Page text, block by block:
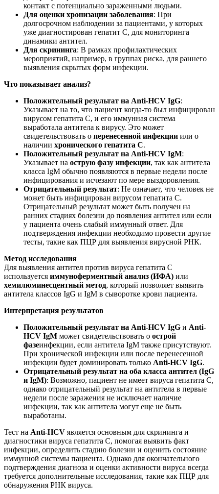
контакт с потенциально зараженными людьми.
Для оценки хронизации заболевания: При
долгосрочном наблюдении за пациентами, у которых
уже диагностирован гепатит C, для мониторинга
динамики антител.
Для скрининга: В рамках профилактических
мероприятий, например, в группах риска, для раннего
выявления скрытых форм инфекции.
Что показывает анализ?
Положительный результат на Anti-HCV IgG:
Указывает на то, что пациент когда-то был инфицирован
вирусом гепатита C, и его иммунная система
выработала антитела к вирусу. Это может
свидетельствовать о перенесенной инфекции или о
наличии хронического гепатита C.
Положительный результат на Anti-HCV IgM:
Указывает на острую фазу инфекции, так как антитела
класса IgM обычно появляются в первые недели после
инфицирования и исчезают по мере выздоровления.
Отрицательный результат: Не означает, что человек не
может быть инфицирован вирусом гепатита C.
Отрицательный результат может быть получен на
ранних стадиях болезни до появления антител или если
у пациента очень слабый иммунный ответ. Для
подтверждения инфекции необходимо провести другие
тесты, такие как ПЦР для выявления вирусной РНК.
Метод исследования
Для выявления антител против вируса гепатита C
используется иммуноферментный анализ (ИФА) или
хемилюминесцентный метод, который позволяет выявить
антитела классов IgG и IgM в сыворотке крови пациента.
Интерпретация результатов
Положительный результат на Anti-HCV IgG и Anti-
HCV IgM может свидетельствовать о острой
фазеинфекции, если антитела IgM также присутствуют.
При хронической инфекции или после перенесенной
инфекции будет доминировать только Anti-HCV IgG.
Отрицательный результат на оба класса антител (IgG
и IgM): Возможно, пациент не имеет вируса гепатита C,
однако отрицательный результат на антитела в первые
недели после заражения не исключает наличие
инфекции, так как антитела могут еще не быть
выработаны.
Тест на Anti-HCV является основным для скрининга и
диагностики вируса гепатита C, помогая выявить факт
инфекции, определить стадию болезни и оценить состояние
иммунной системы пациента. Однако для окончательного
подтверждения диагноза и оценки активности вируса всегда
требуется дополнительные исследования, такие как ПЦР для
обнаружения РНК вируса.